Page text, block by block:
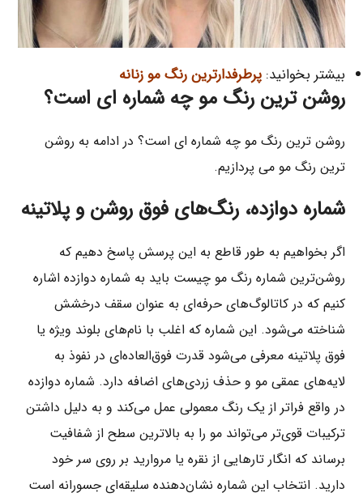
بیشتر بخوانید:پرطرفدارترین رنگ مو زنانه
روشن ترین رنگ مو چه شماره ای است؟
روشن ترین رنگ مو چه شماره ای است؟ در ادامه به روشن
ترین رنگ مو می پردازیم.
شماره دوازده، رنگ‌های فوق روشن و پلاتینه
اگر بخواهیم به طور قاطع به این پرسش پاسخ دهیم که
روشن‌ترین شماره رنگ مو چیست باید به شماره دوازده اشاره
کنیم که در کاتالوگ‌های حرفه‌ای به عنوان سقف درخشش
شناخته می‌شود. این شماره که اغلب با نام‌های بلوند ویژه یا
فوق پلاتینه معرفی می‌شود قدرت فوق‌العاده‌ای در نفوذ به
لایه‌های عمقی مو و حذف زردی‌های اضافه دارد. شماره دوازده
در واقع فراتر از یک رنگ معمولی عمل می‌کند و به دلیل داشتن
ترکیبات قوی‌تر می‌تواند مو را به بالاترین سطح از شفافیت
برساند که انگار تارهایی از نقره یا مروارید بر روی سر خود
دارید. انتخاب این شماره نشان‌دهنده سلیقه‌ای جسورانه است